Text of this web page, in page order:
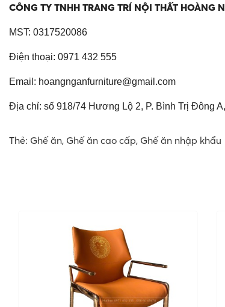
CÔNG TY TNHH TRANG TRÍ NỘI THẤT HOÀNG
MST: 0317520086
Điện thoại: 0971 432 555
Email: hoangnganfurniture@gmail.com
Địa chỉ: số 918/74 Hương Lộ 2, P. Bình Trị Đông
Thẻ: Ghế ăn, Ghế ăn cao cấp, Ghế ăn nhập khẩu